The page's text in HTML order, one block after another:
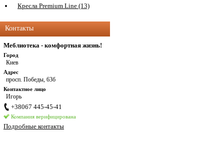
Кресла Premium Line (13)
Контакты
Меблиотека - комфортная жизнь!
Город
Киев
Адрес
просп. Победы, 63б
Контактное лицо
Игорь
+38067 445-45-41
Компания верифицирована
Подробные контакты